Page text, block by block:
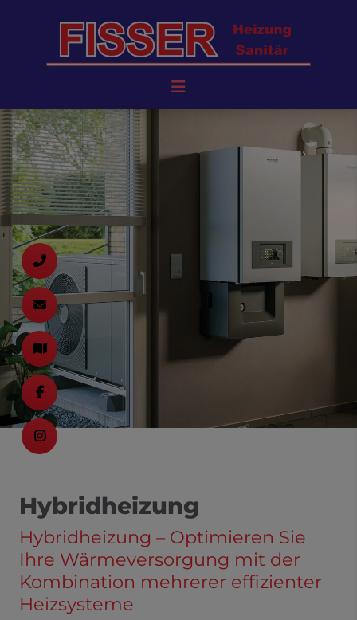
Hybridheizung
Hybridheizung – Optimieren Sie
Ihre Wärmeversorgung mit der
Kombination mehrerer effizienter
Heizsysteme